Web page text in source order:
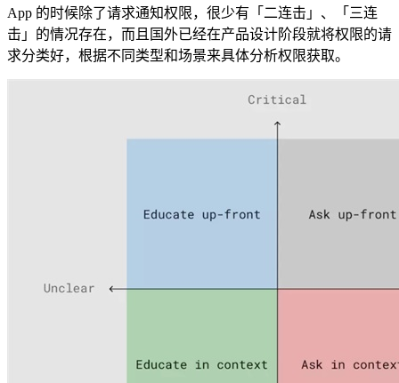
App 的时候除了请求通知权限，很少有「二连击」、「三连
击」的情况存在，而且国外已经在产品设计阶段就将权限的请
求分类好，根据不同类型和场景来具体分析权限获取。